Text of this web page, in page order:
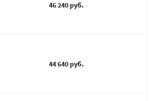
46 240 руб.
44 640 руб.